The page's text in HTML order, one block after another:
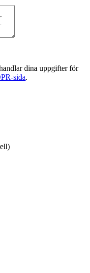
dina uppgifter för
sida.